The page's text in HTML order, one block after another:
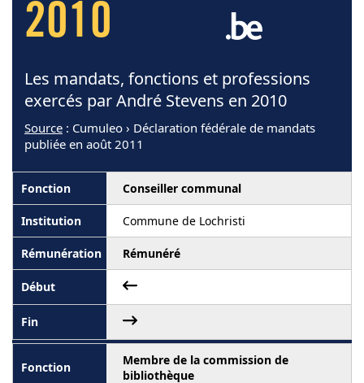
2010
Les mandats, fonctions et professions
exercés par André Stevens en 2010
Source : Cumuleo › Déclaration fédérale de mandats
publiée en août 2011
Conseiller communal
Commune de Lochristi
Rémunéré
Membre de la commission de
bibliothèque